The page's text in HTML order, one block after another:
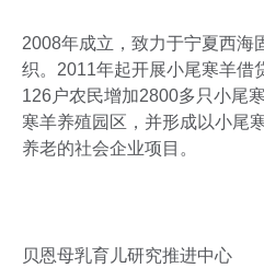
2008年成立，致力于宁夏西海
织。2011年起开展小尾寒羊借
126户农民增加2800多只小尾
寒羊养殖园区，并形成以小尾
养老的社会企业项目。
贝恩母乳育儿研究推进中心